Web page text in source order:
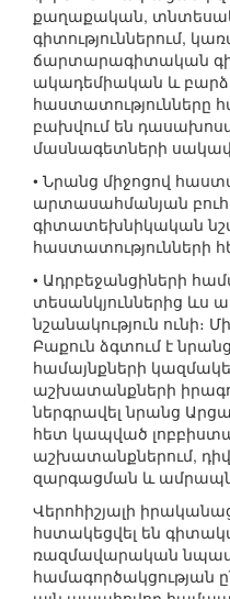
քաղաքական,
գիտություններում,
ճարտարագիտական
ակադեմիական և
բախվում են
մասնագետների
• Նրանց միջոցով
արտասահմանյան
գիտատեխնիկական
հաստատությունների
• Ադրբեջանցիների
տեսանկյուններից ևս
նշանակություն ունի։
Բաքուն ձգտում է
համայնքների
աշխատանքների
ներգրավել նրանց
հետ կապված
աշխատանքներում,
զարգացման և
Վերոհիշյալի
հստակեցվել են
ռազմավարական
համագործակցության